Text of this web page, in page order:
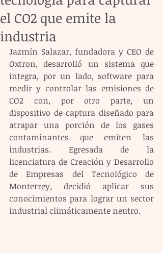
el CO2 que emite la
industria
Jazmín Salazar, fundadora y CEO de
Oxtron, desarrolló un sistema que
integra, por un lado, software para
medir y controlar las emisiones de
CO2 con, por otro parte, un
dispositivo de captura diseñado para
atrapar una porción de los gases
contaminantes que emiten las
industrias. Egresada de la
licenciatura de Creación y Desarrollo
de Empresas del Tecnológico de
Monterrey, decidió aplicar sus
conocimientos para lograr un sector
industrial climáticamente neutro.